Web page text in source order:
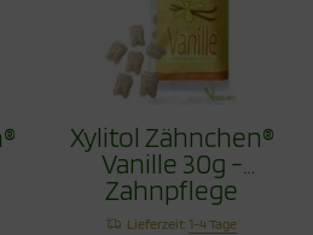
Xylitol Zähnchen®
Vanille 30g -
Zahnpflege
Bonbons
Lieferzeit:1-4 Tage